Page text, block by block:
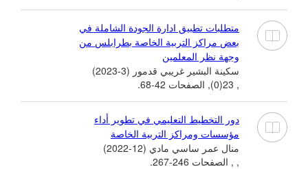
متطلبات تطبيق ادارة الجودة الشاملة في
بعض مراكز التربية الخاصة بطرابلس من
وجهة نظر المعلمين
سكينة البشير غريبي قدمور (3-2023)
, 23(0), الصفحات 42-68.
دور التخطيط التعليمي في تطوير أداء
مؤسسات ومراكز التربية الخاصة
منال عمر ساسي مادي (12-2022)
, , الصفحات 246-267.